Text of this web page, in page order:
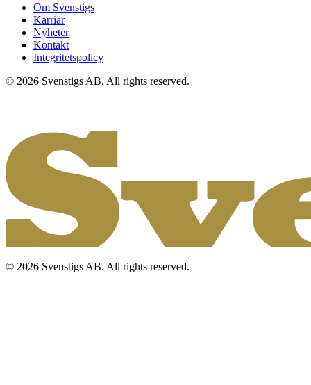
Om Svenstigs
Karriär
Nyheter
Kontakt
Integritetspolicy
© 2026 Svenstigs AB. All rights reserved.
© 2026 Svenstigs AB. All rights reserved.